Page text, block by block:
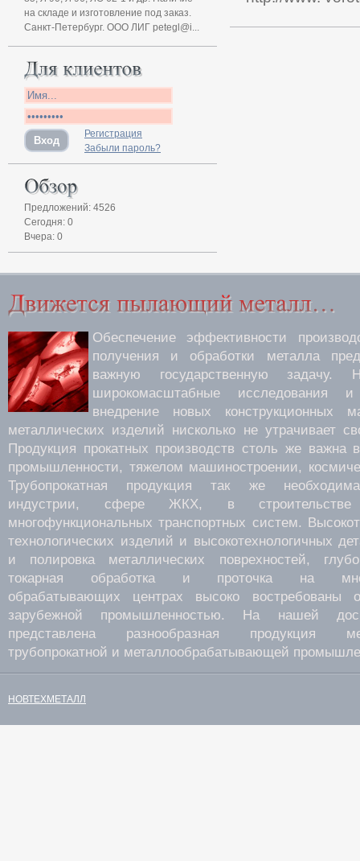
на складе и изготовление под заказ.
Санкт-Петербург. ООО ЛИГ petegl@i...
Регистрация
Забыли пароль?
Предложений: 4526
Сегодня: 0
Вчера: 0
Обеспечение эффективности
получения и обработки металла
важную государственную
широкомасштабные исследования
внедрение новых конструкционных
металлических изделий нисколько не утрачивает
Продукция прокатных производств столь же важна
промышленности, тяжелом машиностроении,
Трубопрокатная продукция так же
индустрии, сфере ЖКХ, в
многофункциональных транспортных систем.
технологических изделий и высокотехнологичных
и полировка металлических поврехностей,
токарная обработка и проточка на
обрабатывающих центрах высоко востребованы
зарубежной промышленностью. На нашей
представлена разнообразная продукция
трубопрокатной и металлообрабатывающей
НОВТЕХМЕТАЛЛ